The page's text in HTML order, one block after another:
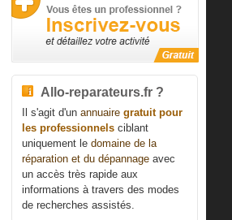
Allo-reparateurs.fr ?
Il s'agit d'un annuaire gratuit pour
les professionnelsciblant
uniquement le domaine de la
réparation et du dépannageavec
un accès très rapide aux
informations à travers des modes
de recherches assistés.